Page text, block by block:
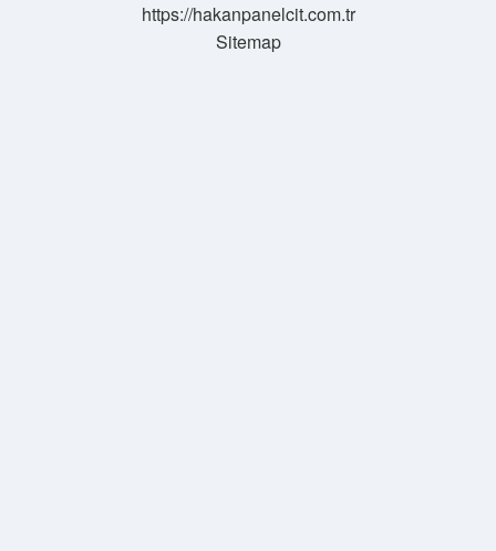
https://hakanpanelcit.com.tr
Sitemap